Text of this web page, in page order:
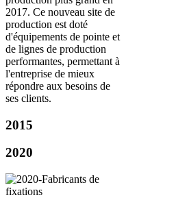
2017. Ce nouveau site de
production est doté
d'équipements de pointe et
de lignes de production
performantes, permettant à
l'entreprise de mieux
répondre aux besoins de
ses clients.
2015
2020